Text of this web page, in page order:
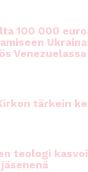
100 000
tärkein
teologi